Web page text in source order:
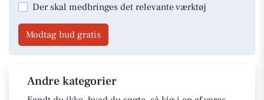
Der skal medbringes det relevante værktøj
Modtag bud gratis
Andre kategorier